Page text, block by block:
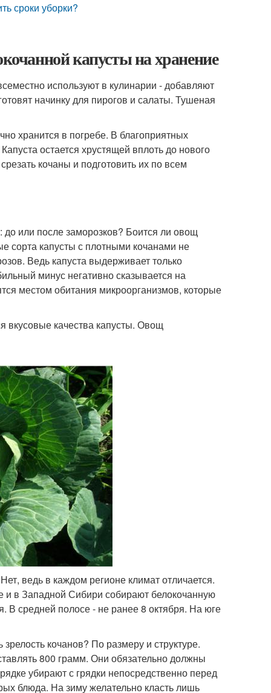
сроки уборки?
капусты на хранение
используют в кулинарии - добавляют
начинку для пирогов и салаты. Тушеная
хранится в погребе. В благоприятных
остается хрустящей вплоть до нового
кочаны и подготовить их по всем
или после заморозков? Боится ли овощ
сорта капусты с плотными кочанами не
Ведь капуста выдерживает только
минус негативно сказывается на
местом обитания микроорганизмов, которые
вкусовые качества капусты. Овощ
ведь в каждом регионе климат отличается.
и в Западной Сибири собирают белокочанную
В средней полосе - не ранее 8 октября. На юге
кочанов? По размеру и структуре.
800 грамм. Они обязательно должны
убирают с грядки непосредственно перед
блюда. На зиму желательно класть лишь